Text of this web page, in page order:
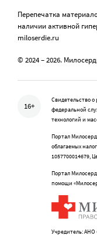
Перепечатка
наличии активной
miloserdie.ru
© 2024 – 2026.
16+
Свидетельство
федеральной
технологий и
Портал
облагаемых
1057700014679,
Портал
помощи
Учредитель: АНО